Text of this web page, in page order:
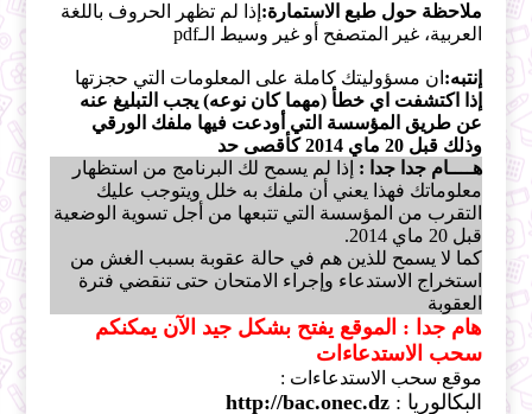
ملاحظة حول طبع الاستمارة: إذا لم تظهر الحروف باللغة
العربية، غير المتصفح أو غير وسيط الـpdf
إنتبه: ان مسؤوليتك كاملة على المعلومات التي حجزتها
إذا اكتشفت اي خطأ (مهما كان نوعه) يجب التبليغ عنه
عن طريق المؤسسة التي أودعت فيها ملفك الورقي
وذلك قبل 20 ماي 2014 كأقصى حد
هــــام جدا جدا : إذا لم يسمح لك البرنامج من استظهار
معلوماتك فهذا يعني أن ملفك به خلل ويتوجب عليك
التقرب من المؤسسة التي تتبعها من أجل تسوية الوضعية
قبل 20 ماي 2014.
كما لا يسمح للذين هم في حالة عقوبة بسبب الغش من
استخراج الاستدعاء وإجراء الامتحان حتى تنقضي فترة
العقوبة
هام جدا : الموقع يفتح بشكل جيد الآن يمكنكم
سحب الاستدعاءات
موقع سحب الاستدعاءات :
البكالوريا :http://bac.onec.dz